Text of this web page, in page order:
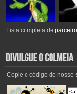
Lista completa de
Copie o código do nosso